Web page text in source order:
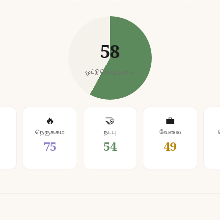
58
ஒட்டுமொத்தமாக
🔥
நெருக்கம்
75
🤝
நட்பு
54
💼
வேலை
49